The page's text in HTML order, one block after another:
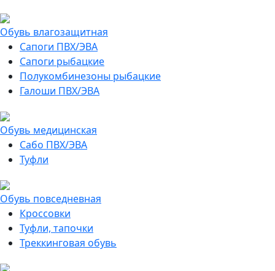
Обувь влагозащитная
Сапоги ПВХ/ЭВА
Сапоги рыбацкие
Полукомбинезоны рыбацкие
Галоши ПВХ/ЭВА
Обувь медицинская
Сабо ПВХ/ЭВА
Туфли
Обувь повседневная
Кроссовки
Туфли, тапочки
Треккинговая обувь